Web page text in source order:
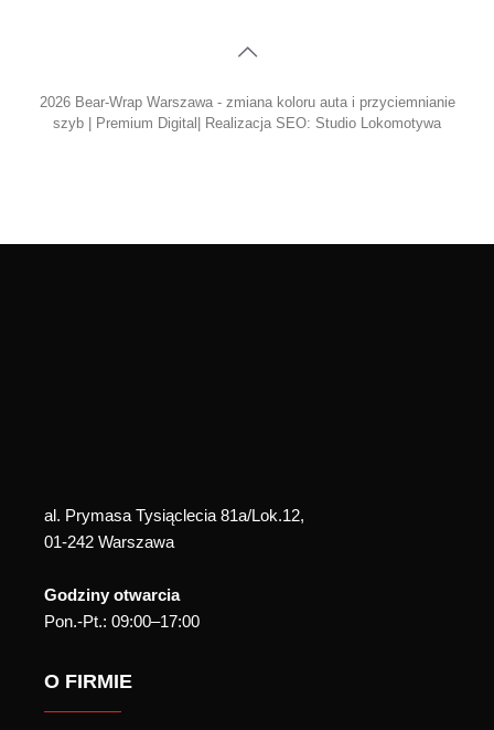
2026 Bear-Wrap Warszawa - zmiana koloru auta i przyciemnianie
szyb | Premium Digital| Realizacja SEO: Studio Lokomotywa
al. Prymasa Tysiąclecia 81a/Lok.12,
01-242 Warszawa
Godziny otwarcia
Pon.-Pt.: 09:00–17:00
O FIRMIE